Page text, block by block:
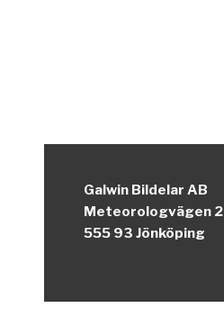
Galwin Bildelar AB
Meteorologvägen 2
555 93 Jönköping